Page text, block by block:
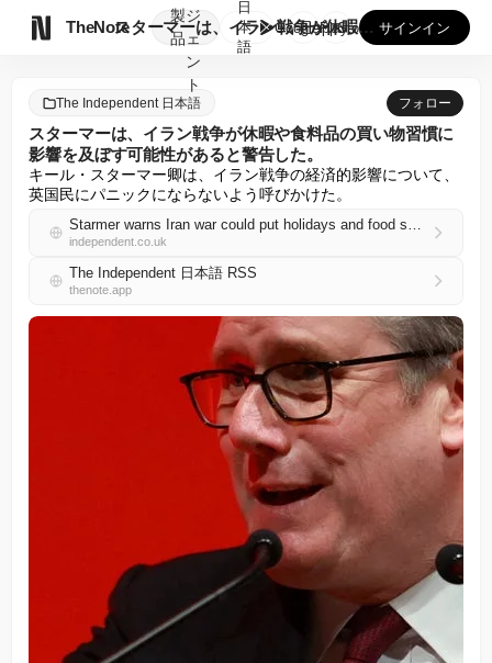
TheNote
製
品
ジ
ェ
ン
ト
スターマーは、イラン戦争が休暇や食料品の買い物習慣に影響を及...
日
本
語
GooglePlay
AppStore サインイン
The Independent 日本語 フォロー
スターマーは、イラン戦争が休暇や食料品の買い物習慣に
影響を及ぼす可能性があると警告した。
キール・スターマー卿は、イラン戦争の経済的影響について、
英国民にパニックにならないよう呼びかけた。
Starmer warns Iran war could put holidays and food shopping habits under threat
independent.co.uk
The Independent 日本語 RSS
thenote.app